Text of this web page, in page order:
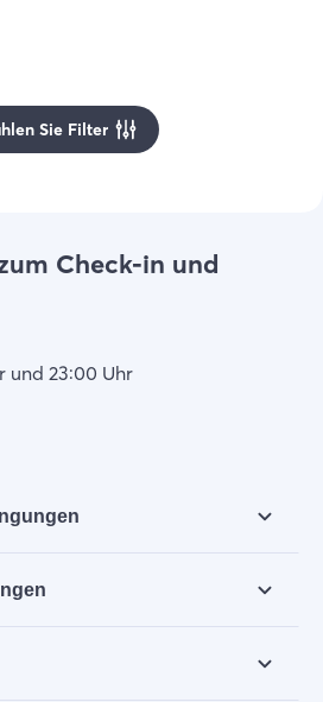
Sie Filter
Check-in und
und 23:00 Uhr
storniert werden. Alle
Connection.